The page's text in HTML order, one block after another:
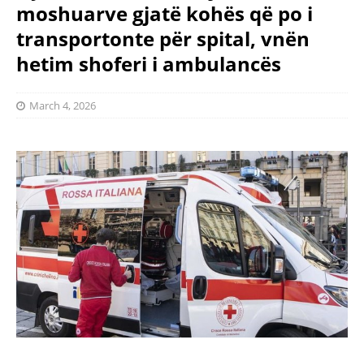
moshuarve gjatë kohës që po i
transportonte për spital, vnën
hetim shoferi i ambulancës
March 4, 2026